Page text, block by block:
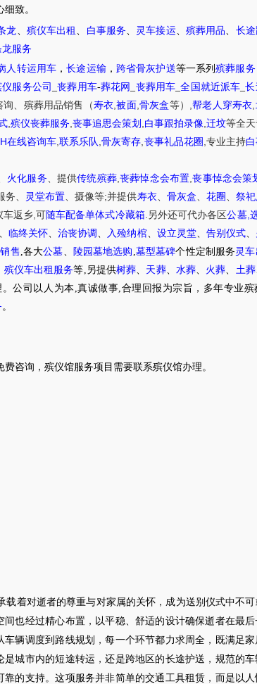
致。
龙 殡仪车出租 白事服务 灵车接运 殡葬用品
长
服务
人转运用车 ，长途运输， 跨省骨灰护送等一系列殡葬服务
仪服务公司 _丧葬用车-葬花网 丧葬用车 _全国就近派车 _长
询 殡葬用品销售 （寿衣 ,被面, 骨灰盒等） ,帮老人穿寿衣
殡仪丧葬服务 丧事追思会策划 白事跟拍录像 迁坟等全天
在线咨询车 ,联系乐队 ,骨灰寄存 丧事礼品花圈 专业主持
火化服务 、提供传统殡葬, 丧葬悼念会布置 ,丧事悼念会策
务 灵堂布置 、摄像等;并提供寿衣、 骨灰盒 花圈
祭
车返乡, 可 随车配备单体式冷藏箱. 另外还可代办各区公墓,
临终关怀 、治丧协调 入殓纳棺、 设立灵堂、 告别仪式
售 ,各大公墓 陵园墓地选购 墓型墓碑个性定制服务 灵
殡仪车出租服务等,另提供树葬 天葬、 水葬 火葬 土葬
公司以人为本,真诚做事,合理回报为宗旨，多年专业殡
。
咨询，殡仪馆服务项目需要联系殡仪馆办理。
载着对逝者的尊重与对家属的关怀，成为送别仪式中不
也经过精心布置，以平稳、舒适的设计确保逝者在最
辆调度到路线规划，每一个环节都力求周全，既满足
城市内的短途转运，还是跨地区的长途护送，规范的
的支持。这项服务并非简单的交通工具租赁，而是以